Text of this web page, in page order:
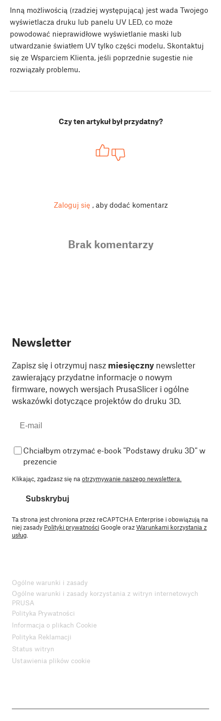
Inną możliwością (rzadziej występującą) jest wada Twojego
wyświetlacza druku lub panelu UV LED, co może
powodować nieprawidłowe wyświetlanie maski lub
utwardzanie światłem UV tylko części modelu. Skontaktuj
się ze Wsparciem Klienta, jeśli poprzednie sugestie nie
rozwiązały problemu.
Czy ten artykuł był przydatny?
Zaloguj się , aby dodać komentarz
Brak komentarzy
Newsletter
Zapisz się i otrzymuj nasz miesięczny newsletter
zawierający przydatne informacje o nowym
firmware, nowych wersjach PrusaSlicer i ogólne
wskazówki dotyczące projektów do druku 3D.
Chciałbym otrzymać e-book "Podstawy druku 3D" w
prezencie
Klikając, zgadzasz się na otrzymywanie naszego newslettera.
Subskrybuj
Ta strona jest chroniona przez reCAPTCHA Enterprise i obowiązują na
niej zasady Polityki prywatnościGoogle orazWarunkami korzystania z
usług
Ogólne warunki i zasady
Ogólne warunki i zasady korzystania z witryn internetowych
PRUSA
Polityka Prywatności
Informacja o plikach Cookie
Polityka Reklamacji
Status witryn
Ustawienia plików cookie